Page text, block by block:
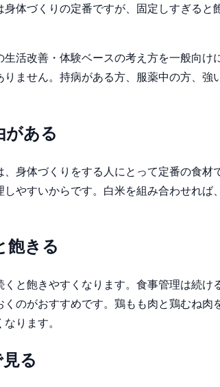
体づくりの定番ですが、固定しすぎると
生活改善・体験ベースの考え方を一般向
ません。持病がある方、服薬中の方、強
がある
身体づくりをする人にとって定番の食材
やすいからです。白米を組み合わせれば
飽きる
と飽きやすくなります。食事管理は続け
のがおすすめです。鶏もも肉と鶏むね肉
ります。
る